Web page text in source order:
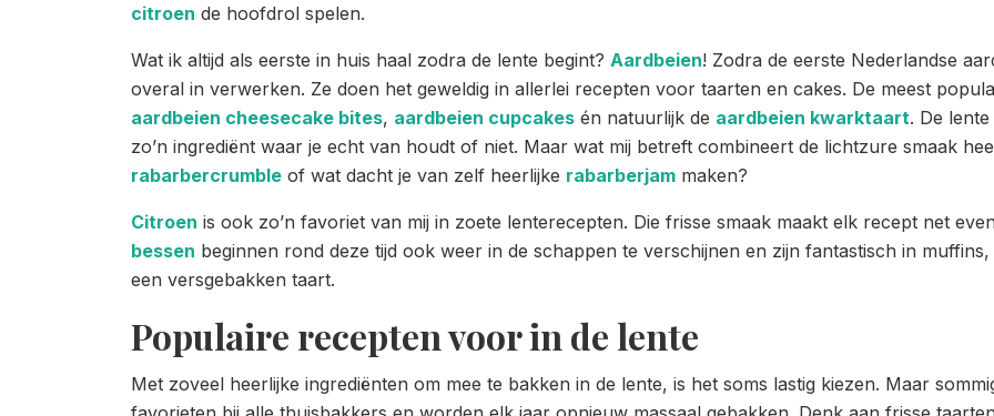
citroen de hoofdrol spelen.
Wat ik altijd als eerste in huis haal zodra de lente begint? Aardbeien! Zodra de eerste Nederlandse
overal in verwerken. Ze doen het geweldig in allerlei recepten voor taarten en cakes. De meest
aardbeien cheesecake bites, aardbeien cupcakes én natuurlijk de aardbeien kwarktaart. De
zo’n ingrediënt waar je echt van houdt of niet. Maar wat mij betreft combineert de lichtzure smaak
rabarbercrumble of wat dacht je van zelf heerlijke rabarberjam maken?
Citroen is ook zo’n favoriet van mij in zoete lenterecepten. Die frisse smaak maakt elk recept net
bessen beginnen rond deze tijd ook weer in de schappen te verschijnen en zijn fantastisch in
een versgebakken taart.
Populaire recepten voor in de lente
Met zoveel heerlijke ingrediënten om mee te bakken in de lente, is het soms lastig kiezen. Maar